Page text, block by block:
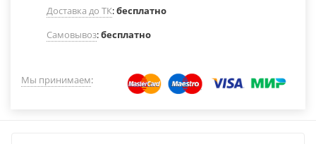
Доставка до ТК:бесплатно
Самовывоз:бесплатно
Мы принимаем: